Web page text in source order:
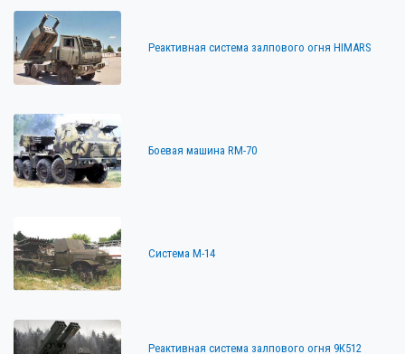
Реактивная система залпового огня HIMARS
Боевая машина RM-70
Система М-14
Реактивная система залпового огня 9К512